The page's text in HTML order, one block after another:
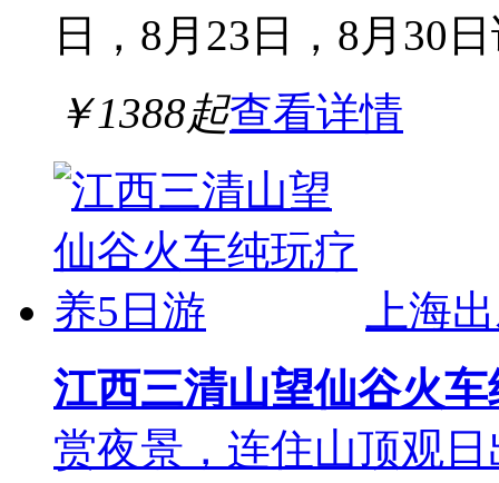
日，8月23日，8月30日
￥1388起查看详情
上海
江西三清山望仙谷火
赏夜景，连住山顶观